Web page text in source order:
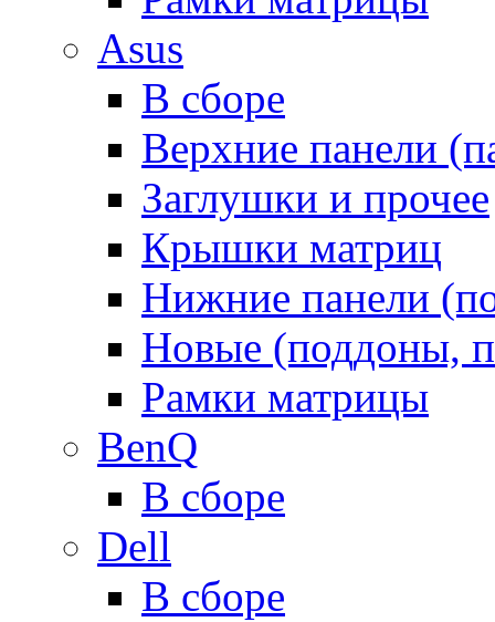
Asus
В сборе
Верхние панели
Заглушки и прочее
Крышки матриц
Нижние панели
Новые (поддоны,
Рамки матрицы
BenQ
В сборе
Dell
В сборе